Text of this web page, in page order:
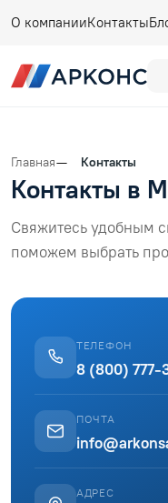
О компанииКонтакты
Главная Контакты
Контакты в
Свяжитесь удобным
поможем выбрать
ТЕЛЕФОН
8 (800) 777-
ПОЧТА
АДРЕС